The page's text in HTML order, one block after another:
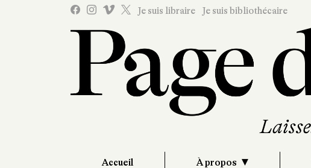
Je suis libraire Je suis bibliothécaire
Accueil À propos